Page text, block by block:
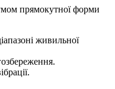
прямокутної форми
живильної